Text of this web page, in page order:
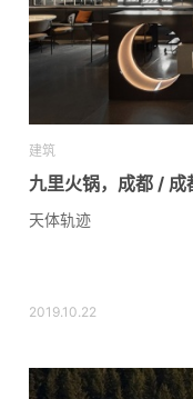
建筑
九里火锅，成都 /
天体轨迹
2019.10.22